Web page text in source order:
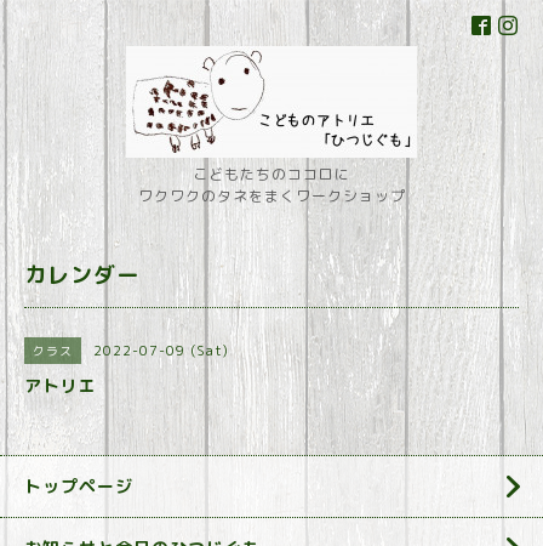
こどもたちのココロに
ワクワクのタネをまくワークショップ
カレンダー
クラス 2022-07-09 (Sat)
アトリエ
トップページ